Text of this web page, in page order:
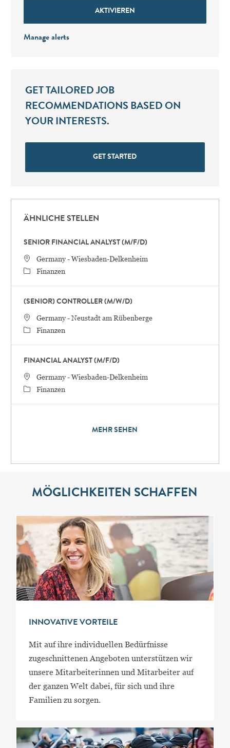
AKTIVIEREN
Manage alerts
GET TAILORED JOB
RECOMMENDATIONS BASED ON
YOUR INTERESTS.
GET STARTED
ÄHNLICHE STELLEN
SENIOR FINANCIAL ANALYST (M/F/D)
STANDORT
Germany - Wiesbaden-Delkenheim
Category
Finanzen
(SENIOR) CONTROLLER (M/W/D)
STANDORT
Germany - Neustadt am Rübenberge
Category
Finanzen
FINANCIAL ANALYST (M/F/D)
STANDORT
Germany - Wiesbaden-Delkenheim
Category
Finanzen
MEHR SEHEN
MÖGLICHKEITEN SCHAFFEN
INNOVATIVE VORTEILE
Mit auf ihre individuellen Bedürfnisse
zugeschnittenen Angeboten unterstützen wir
unsere Mitarbeiterinnen und Mitarbeiter auf
der ganzen Welt dabei, für sich und ihre
Familien zu sorgen.